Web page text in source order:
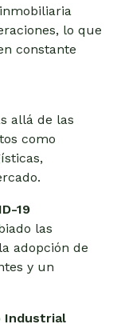
lo que
constante
allá de las
como
19
las
adopción de
y un
Industrial